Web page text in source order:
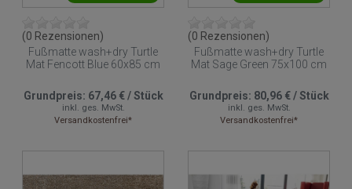
(0 Rezensionen)
Fußmatte wash+dry Turtle
Mat Fencott Blue 60x85 cm
Grundpreis: 67,46 €/Stück
inkl. ges. MwSt.
Versandkostenfrei*
(0 Rezensionen)
Fußmatte wash+dry Turtle
Mat Sage Green 75x100 cm
Grundpreis: 80,96 €/Stück
inkl. ges. MwSt.
Versandkostenfrei*